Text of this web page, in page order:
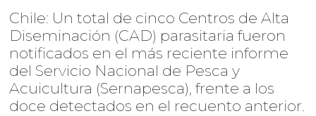
Chile: Un total de cinco Centros de Alta
Diseminación (CAD) parasitaria fueron
notificados en el más reciente informe
del Servicio Nacional de Pesca y
Acuicultura (Sernapesca), frente a los
doce detectados en el recuento anterior.